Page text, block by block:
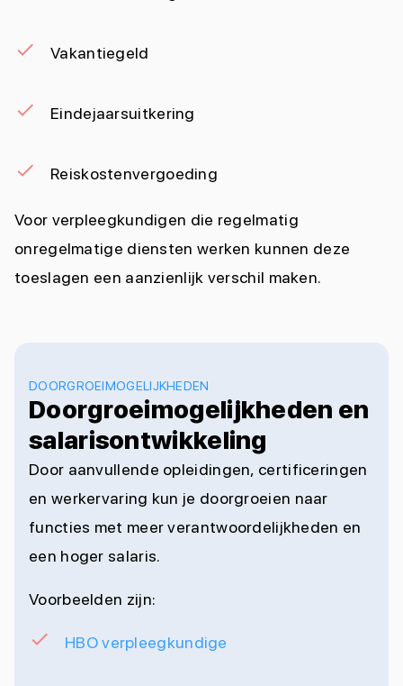
Vakantiegeld
Eindejaarsuitkering
Reiskostenvergoeding
Voor verpleegkundigen die regelmatig
onregelmatige diensten werken kunnen deze
toeslagen een aanzienlijk verschil maken.
DOORGROEIMOGELIJKHEDEN
Doorgroeimogelijkheden en
salarisontwikkeling
Door aanvullende opleidingen, certificeringen
en werkervaring kun je doorgroeien naar
functies met meer verantwoordelijkheden en
een hoger salaris.
Voorbeelden zijn:
HBO verpleegkundige